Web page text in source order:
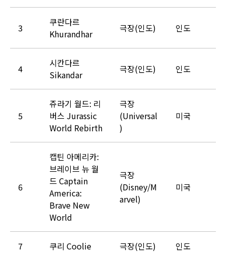
3
쿠란다르
Khurandhar
극장(인도) 인도
4
시칸다르
Sikandar
극장(인도) 인도
5
쥬라기 월드: 리
버스 Jurassic
World Rebirth
극장
(Universal
)
미국
6
캡틴 아메리카:
브레이브 뉴 월
드 Captain
America:
Brave New
World
극장
(Disney/M
arvel)
미국
7 쿠리 Coolie 극장(인도) 인도